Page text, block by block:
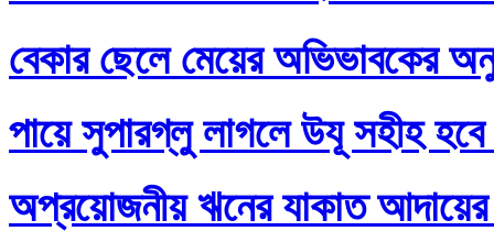
বেকার ছেলে মেয়ের অভিভাবকের
পায়ে সুপারগ্লু লাগলে উযূ সহীহ
অপ্রয়োজনীয় ঋনের যাকাত